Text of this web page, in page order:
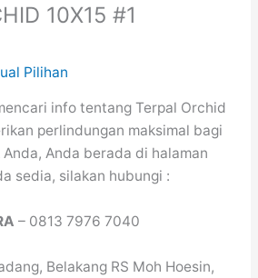
10X15 #1
Pilihan
info tentang Terpal Orchid
perlindungan maksimal bagi
Anda berada di halaman
sedia, silakan hubungi :
– 0813 7976 7040
Belakang RS Moh Hoesin,